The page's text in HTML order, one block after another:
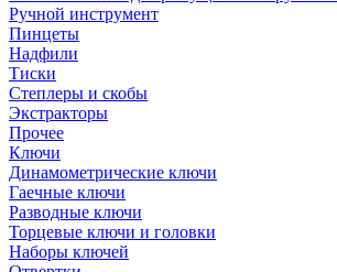
Ручной инструмент
Пинцеты
Надфили
Тиски
Степлеры и скобы
Экстракторы
Прочее
Ключи
Динамометрические ключи
Гаечные ключи
Разводные ключи
Торцевые ключи и головки
Наборы ключей